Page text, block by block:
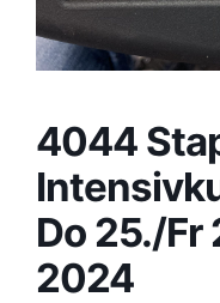
4044
Do 25./Fr
2024